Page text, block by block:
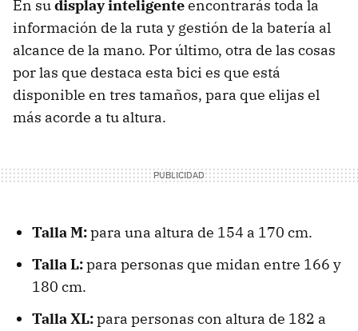
En sudisplay inteligenteencontrarás toda la
información de la ruta y gestión de la batería al
alcance de la mano. Por último, otra de las cosas
por las que destaca esta bici es que está
disponible en tres tamaños, para que elijas el
más acorde a tu altura.
Talla M:para una altura de 154 a 170 cm.
Talla L:para personas que midan entre 166 y
180 cm.
Talla XL:para personas con altura de 182 a